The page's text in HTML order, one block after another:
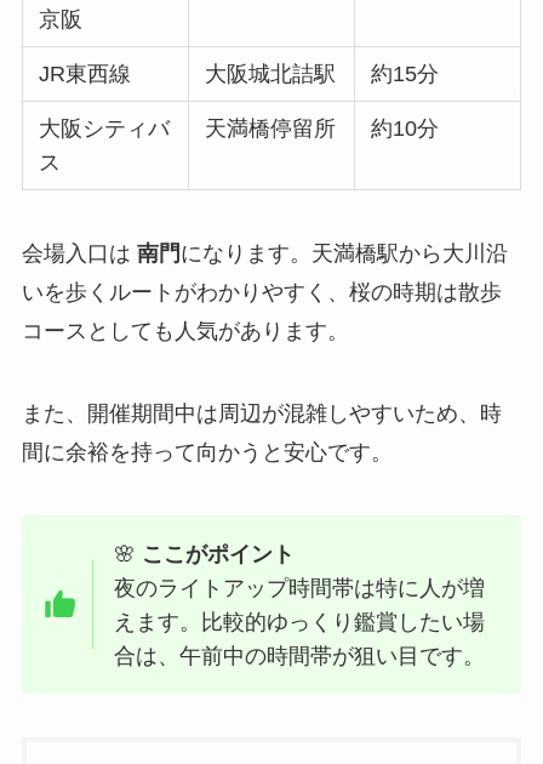
京阪
JR東西線 大阪城北詰駅 約15分
大阪シティバ
ス
天満橋停留所 約10分
会場入口は 南門 になります。天満橋駅から大川沿
いを歩くルートがわかりやすく、桜の時期は散歩
コースとしても人気があります。
また、開催期間中は周辺が混雑しやすいため、時
間に余裕を持って向かうと安心です。
🌸 ここがポイント
夜のライトアップ時間帯は特に人が増
えます。比較的ゆっくり鑑賞したい場
合は、午前中の時間帯が狙い目です。